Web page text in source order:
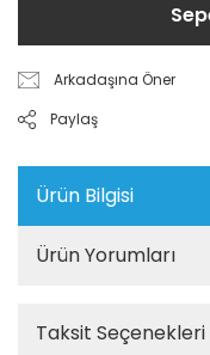
Arkadaşına Öner
Paylaş
Ürün Bilgisi
Ürün Yorumları
Taksit Seçenekleri